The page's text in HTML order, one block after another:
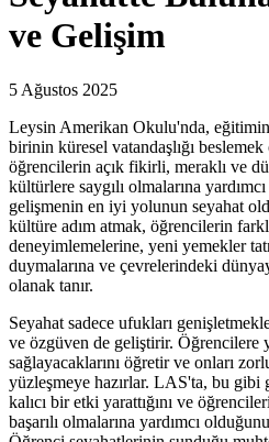
ve Gelişim
5 Ağustos 2025
Leysin Amerikan Okulu'nda, eğitimin
birinin küresel vatandaşlığı
öğrencilerin açık fikirli, meraklı ve
kültürlere saygılı olmalarına
gelişmenin en iyi yolunun seyahat
kültüre adım atmak, öğrencilerin
deneyimlemelerine, yeni yemekler
duymalarına ve çevrelerindeki
olanak tanır.
Seyahat sadece ufukları
ve özgüven de geliştirir. Öğrencilere
sağlayacaklarını öğretir ve onları
yüzleşmeye hazırlar. LAS'ta, bu gibi
kalıcı bir etki yarattığını ve
başarılı olmalarına yardımcı